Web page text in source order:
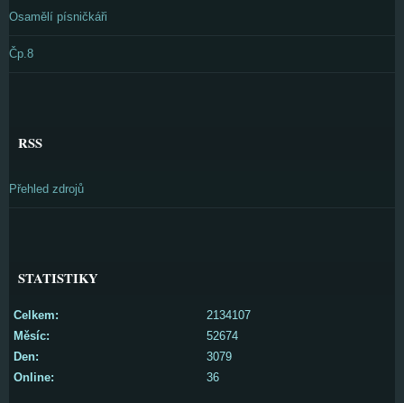
Osamělí písničkáři
Čp.8
RSS
Přehled zdrojů
STATISTIKY
Online: 36
Celkem:
2134107
Měsíc:
52674
Den:
3079